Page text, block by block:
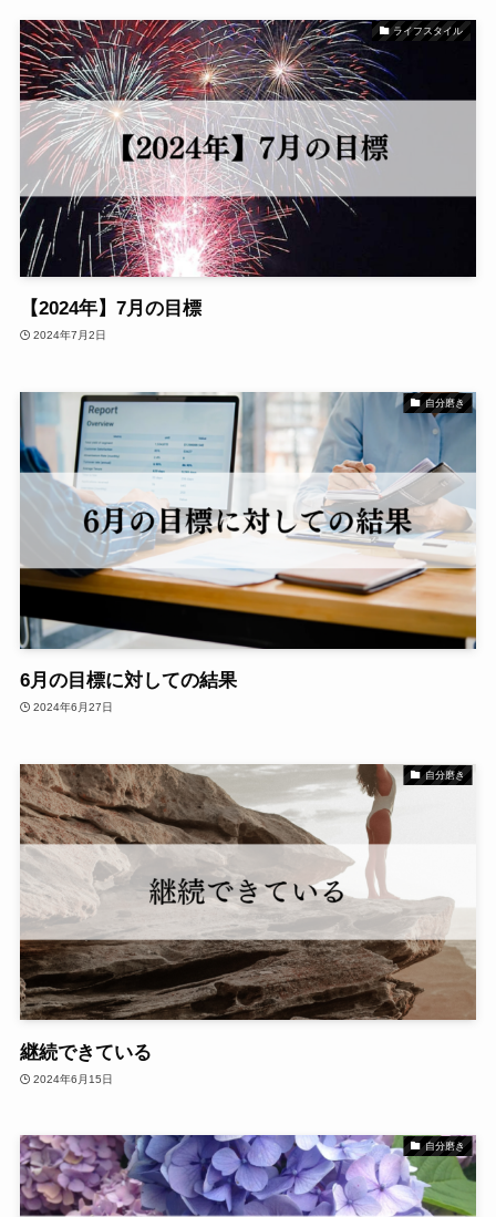
ライフスタイル
【2024年】7月の目標
2024年7月2日
自分磨き
6月の目標に対しての結果
2024年6月27日
自分磨き
継続できている
2024年6月15日
自分磨き